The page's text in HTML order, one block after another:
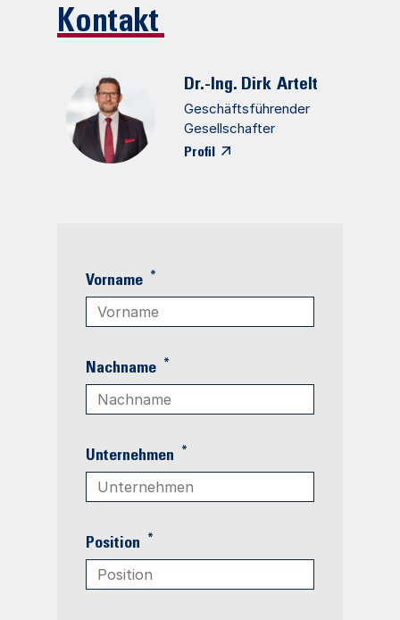
Kontakt
Dr.-Ing. Dirk Artelt
Geschäftsführender
Gesellschafter
Profil
Vorname *
Nachname *
Unternehmen *
Position *